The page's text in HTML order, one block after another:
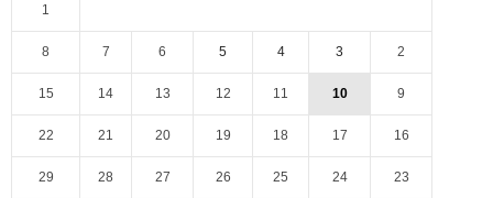
1
2
3
4
5
6
7
8
9
10
11
12
13
14
15
16
17
18
19
20
21
22
23
24
25
26
27
28
29